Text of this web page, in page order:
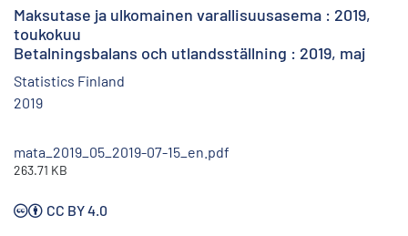
Maksutase ja ulkomainen varallisuusasema : 2019,
toukokuu
Betalningsbalans och utlandsställning : 2019, maj
Statistics Finland
2019
mata_2019_05_2019-07-15_en.pdf
263.71 KB
CC BY 4.0